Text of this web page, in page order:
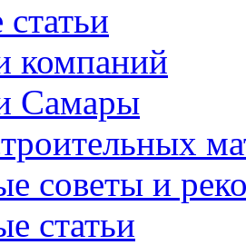
компаний
Самары
советы и
статьи